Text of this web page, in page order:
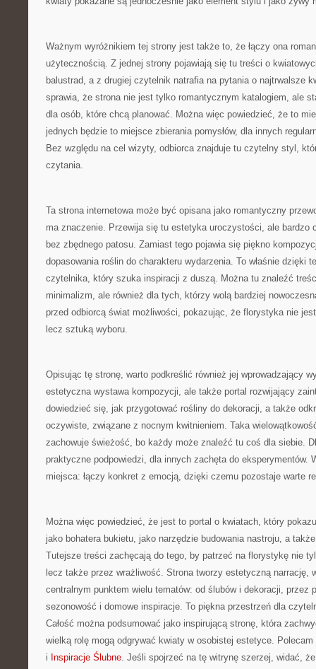
Ważnym wyróżnikiem tej strony jest także to, że łączy ona
użytecznością. Z jednej strony pojawiają się tu treści o
balustrad, a z drugiej czytelnik natrafia na pytania o najtrwalsze
sprawia, że strona nie jest tylko romantycznym katalogiem, ale
dla osób, które chcą planować. Można więc powiedzieć, że to
jednych będzie to miejsce zbierania pomysłów, dla innych
Bez względu na cel wizyty, odbiorca znajduje tu czytelny styl,
czytania.
Ta strona internetowa może być opisana jako romantyczny
ma znaczenie. Przewija się tu estetyka uroczystości, ale bardzo
bez zbędnego patosu. Zamiast tego pojawia się piękno
dopasowania roślin do charakteru wydarzenia. To właśnie dzięki
czytelnika, który szuka inspiracji z duszą. Można tu znaleźć
minimalizm, ale również dla tych, którzy wolą bardziej
przed odbiorcą świat możliwości, pokazując, że florystyka nie
lecz sztuką wyboru.
Opisując tę stronę, warto podkreślić również jej wprowadzający
estetyczna wystawa kompozycji, ale także portal rozwijający
dowiedzieć się, jak przygotować rośliny do dekoracji, a także
oczywiste, związane z nocnym kwitnieniem. Taka
zachowuje świeżość, bo każdy może znaleźć tu coś dla siebie.
praktyczne podpowiedzi, dla innych zachęta do eksperymentów.
miejsca: łączy konkret z emocją, dzięki czemu pozostaje warte
Można więc powiedzieć, że jest to portal o kwiatach, który
jako bohatera bukietu, jako narzędzie budowania nastroju, a
Tutejsze treści zachęcają do tego, by patrzeć na florystykę nie
lecz także przez wrażliwość. Strona tworzy estetyczną narrację,
centralnym punktem wielu tematów: od ślubów i dekoracji, przez
sezonowość i domowe inspiracje. To piękna przestrzeń dla
Całość można podsumować jako inspirującą stronę, która
wielką rolę mogą odgrywać kwiaty w osobistej estetyce.
i Inspiracje Ślubne. Jeśli spojrzeć na tę witrynę szerzej, widać,